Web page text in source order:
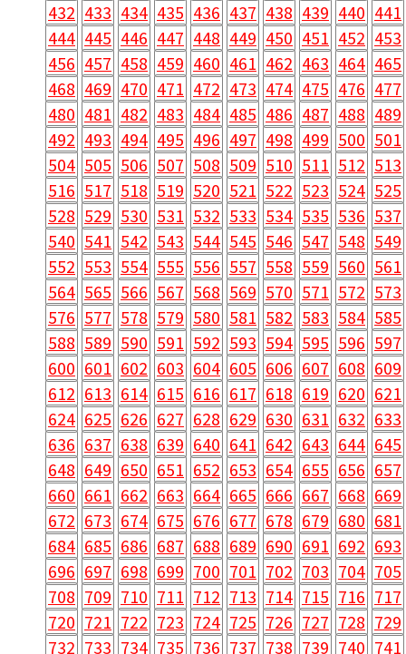
432 433 434 435 436 437 438 439 440 441
444 445 446 447 448 449 450 451 452 453
456 457 458 459 460 461 462 463 464 465
468 469 470 471 472 473 474 475 476 477
480 481 482 483 484 485 486 487 488 489
492 493 494 495 496 497 498 499 500 501
504 505 506 507 508 509 510 511 512 513
516 517 518 519 520 521 522 523 524 525
528 529 530 531 532 533 534 535 536 537
540 541 542 543 544 545 546 547 548 549
552 553 554 555 556 557 558 559 560 561
564 565 566 567 568 569 570 571 572 573
576 577 578 579 580 581 582 583 584 585
588 589 590 591 592 593 594 595 596 597
600 601 602 603 604 605 606 607 608 609
612 613 614 615 616 617 618 619 620 621
624 625 626 627 628 629 630 631 632 633
636 637 638 639 640 641 642 643 644 645
648 649 650 651 652 653 654 655 656 657
660 661 662 663 664 665 666 667 668 669
672 673 674 675 676 677 678 679 680 681
684 685 686 687 688 689 690 691 692 693
696 697 698 699 700 701 702 703 704 705
708 709 710 711 712 713 714 715 716 717
720 721 722 723 724 725 726 727 728 729
732 733 734 735 736 737 738 739 740 741